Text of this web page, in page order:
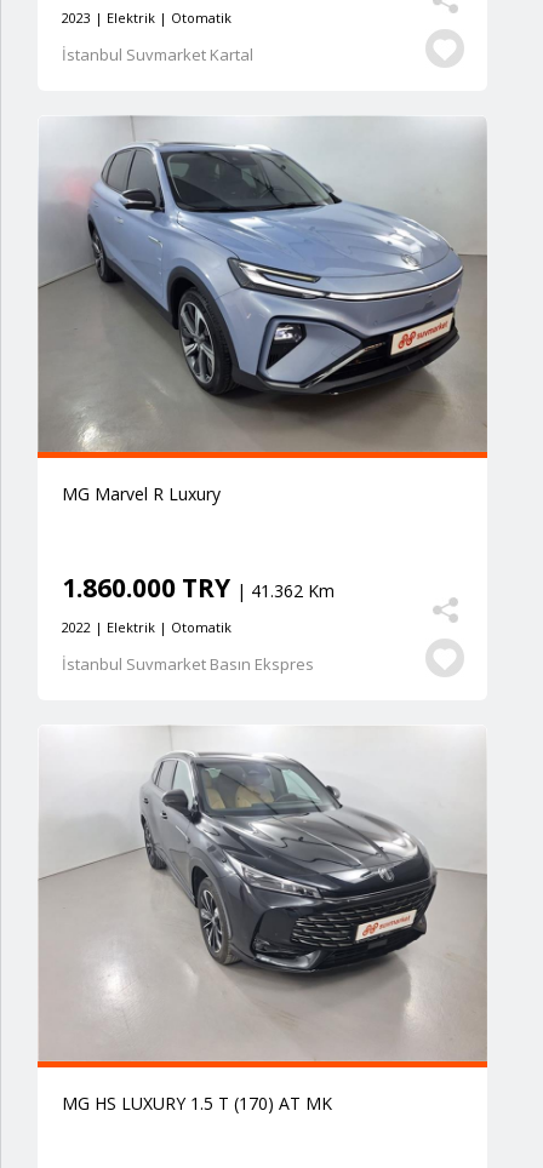
2023 | Elektrik | Otomatik
İstanbul Suvmarket Kartal
MG Marvel R Luxury
1.860.000 TRY | 41.362 Km
2022 | Elektrik | Otomatik
İstanbul Suvmarket Basın Ekspres
MG HS LUXURY 1.5 T (170) AT MK